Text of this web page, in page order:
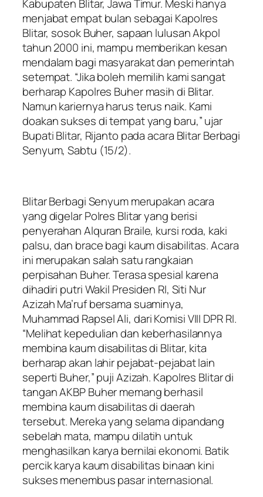
Kabupaten Blitar, Jawa Timur. Meski hanya
menjabat empat bulan sebagai Kapolres
Blitar, sosok Buher, sapaan lulusan Akpol
tahun 2000 ini, mampu memberikan kesan
mendalam bagi masyarakat dan pemerintah
setempat. “Jika boleh memilih kami sangat
berharap Kapolres Buher masih di Blitar.
Namun kariernya harus terus naik. Kami
doakan sukses di tempat yang baru,” ujar
Bupati Blitar, Rijanto pada acara Blitar Berbagi
Senyum, Sabtu (15/2).
Blitar Berbagi Senyum merupakan acara
yang digelar Polres Blitar yang berisi
penyerahan Alquran Braile, kursi roda, kaki
palsu, dan brace bagi kaum disabilitas. Acara
ini merupakan salah satu rangkaian
perpisahan Buher. Terasa spesial karena
dihadiri putri Wakil Presiden RI, Siti Nur
Azizah Ma’ruf bersama suaminya,
Muhammad Rapsel Ali, dari Komisi VIII DPR RI.
“Melihat kepedulian dan keberhasilannya
membina kaum disabilitas di Blitar, kita
berharap akan lahir pejabat-pejabat lain
seperti Buher,” puji Azizah. Kapolres Blitar di
tangan AKBP Buher memang berhasil
membina kaum disabilitas di daerah
tersebut. Mereka yang selama dipandang
sebelah mata, mampu dilatih untuk
menghasilkan karya bernilai ekonomi. Batik
percik karya kaum disabilitas binaan kini
sukses menembus pasar internasional.